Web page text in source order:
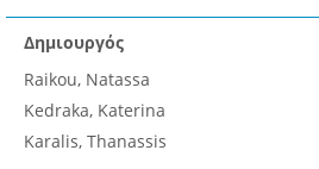
Δημιουργός
Raikou, Natassa
Kedraka, Katerina
Karalis, Thanassis